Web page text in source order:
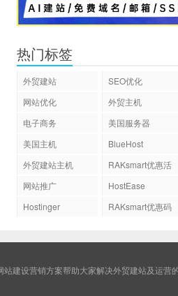
热门标签
外贸建站 SEO优化
网站优化
外贸主机
电子商务
美国服务器
美国主机
BlueHost
外贸建站主机
RAKsmart优惠活
网站推广
HostEase
Hostinger
RAKsmart优惠码
建设营销方案帮助大家解决外贸建站及运营的